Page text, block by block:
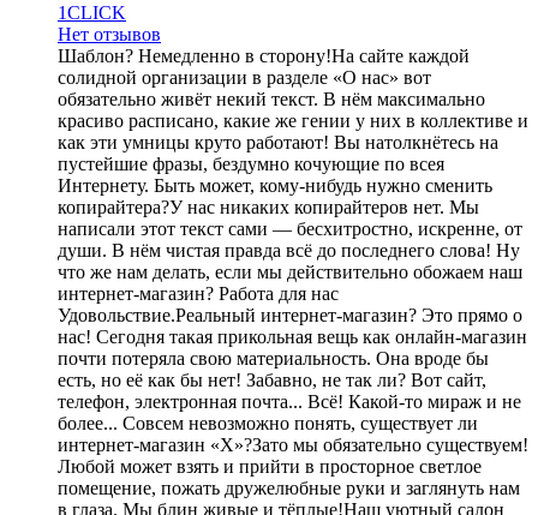
1CLICK
Нет отзывов
Шаблон? Немедленно в сторону!На сайте каждой
солидной организации в разделе «О нас» вот
обязательно живёт некий текст. В нём максимально
красиво расписано, какие же гении у них в коллективе и
как эти умницы круто работают! Вы натолкнётесь на
пустейшие фразы, бездумно кочующие по всея
Интернету. Быть может, кому-нибудь нужно сменить
копирайтера?У нас никаких копирайтеров нет. Мы
написали этот текст сами — бесхитростно, искренне, от
души. В нём чистая правда всё до последнего слова! Ну
что же нам делать, если мы действительно обожаем наш
интернет-магазин? Работа для нас
Удовольствие.Реальный интернет-магазин? Это прямо о
нас! Сегодня такая прикольная вещь как онлайн-магазин
почти потеряла свою материальность. Она вроде бы
есть, но её как бы нет! Забавно, не так ли? Вот сайт,
телефон, электронная почта... Всё! Какой-то мираж и не
более... Совсем невозможно понять, существует ли
интернет-магазин «Х»?Зато мы обязательно существуем!
Любой может взять и прийти в просторное светлое
помещение, пожать дружелюбные руки и заглянуть нам
в глаза. Мы блин живые и тёплые!Наш уютный салон